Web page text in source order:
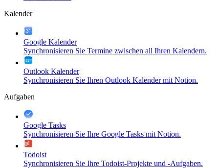
Kalender
Google Kalender
Synchronisieren Sie Termine zwischen all Ihren Kalendern.
Outlook Kalender
Synchronisieren Sie Ihren Outlook Kalender mit Notion.
Aufgaben
Google Tasks
Synchronisieren Sie Ihre Google Tasks mit Notion.
Todoist
Synchronisieren Sie Ihre Todoist-Projekte und -Aufgaben.